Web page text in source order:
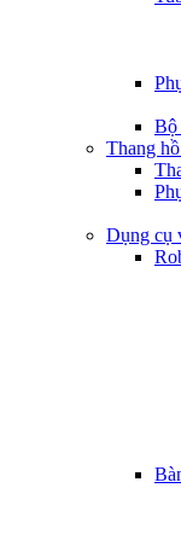
Bộ
Thang
Dụng cụ